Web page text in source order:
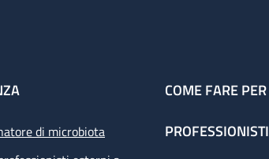
di microbiota
COME FARE PER
PROFESSIONISTI